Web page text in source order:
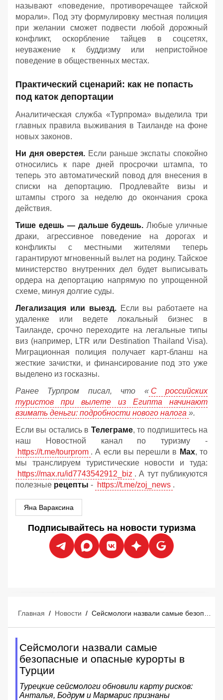
называют «поведение, противоречащее тайской
морали». Под эту формулировку местная полиция
при желании сможет подвести любой дорожный
конфликт, оскорбление тайцев в соцсетях,
неуважение к буддизму или непристойное
поведение в общественных местах.
Практический сценарий: как не попасть
под каток депортации
Аналитическая служба «Турпрома» выделила три
главных правила выживания в Таиланде на фоне
новых законов.
Ни дня оверстея. Если раньше экспаты спокойно
относились к паре дней просрочки штампа, то
теперь это автоматический повод для внесения в
списки на депортацию. Продлевайте визы и
штампы строго за неделю до окончания срока
действия.
Тише едешь — дальше будешь. Любые уличные
драки, агрессивное поведение на дорогах и
конфликты с местными жителями теперь
гарантируют мгновенный вылет на родину. Тайское
министерство внутренних дел будет выписывать
ордера на депортацию напрямую по упрощенной
схеме, минуя долгие суды.
Легализация или выезд.Если вы работаете на
удаленке или ведете локальный бизнес в
Таиланде, срочно переходите на легальные типы
виз (например, LTR или Destination Thailand Visa).
Миграционная полиция получает карт-бланш на
жесткие зачистки, и финансирование под это уже
выделено из госказны.
Ранее Турпром писал, что « С российских
туристов при вылете из Египта начинают
взимать деньги: подробности нового налога ».
Если вы остались в Телеграме, то подпишитесь на
наш Новостной канал по туризму -
https://t.me/tourprom . А если вы перешли в Мах, то
мы транслируем туристические новости и туда:
https://max.ru/id7743542912_biz . А тут публикуются
полезные рецепты - https://t.me/zoj_news .
Яна Вараксина
Подписывайтесь на новости туризма
Главная / Новости / Сейсмологи назвали самые безопасные и опасные курорты в Турции
Сейсмологи назвали самые
безопасные и опасные курорты в
Турции
Турецкие сейсмологи обновили карту рисков:
Анталья, Бодрум и Мармарис признаны